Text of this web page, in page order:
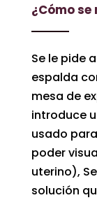
¿Cómo se
Se le pide
espalda
mesa de
introduce
usado
poder
uterino),
solución